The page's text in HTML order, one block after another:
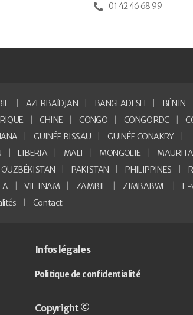
01 42 46 68 99
AZERBAÏDJAN BANGLADESH
BÉNIN
CHINE CONGO CONGO RDC
GUINÉE BISSAU
GUINÉE CONAKRY
LIBERIA MALI MONGOLIE
OUZBÉKISTAN PAKISTAN PHILIPPINES
VIETNAM ZAMBIE ZIMBABWE
E-
Contact
Infos légales
Politique de confidentialité
Copyright ©